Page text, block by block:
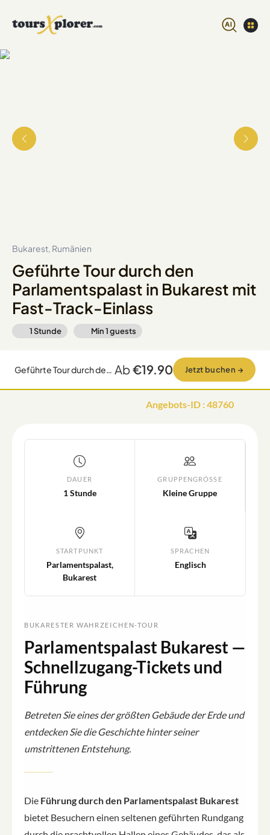
Bukarest, Rumänien
Geführte Tour durch den
Parlamentspalast in Bukarest mit
Fast-Track-Einlass
1 Stunde Min1guests
Geführte Tour durch den Parlamentspalast in Bukarest mit Fast-Track-Einlass Ab€19.90 Jetzt buchen →
Angebots-ID :48760
DAUER
1 Stunde
GRUPPENGRÖSSE
Kleine Gruppe
STARTPUNKT
Parlamentspalast,
Bukarest
SPRACHEN
Englisch
BUKARESTER WAHRZEICHEN-TOUR
Parlamentspalast Bukarest —
Schnellzugang-Tickets und
Führung
Betreten Sie eines der größten Gebäude der Erde und
entdecken Sie die Geschichte hinter seiner
umstrittenen Entstehung.
Die Führung durch den Parlamentspalast Bukarest
bietet Besuchern einen seltenen geführten Rundgang